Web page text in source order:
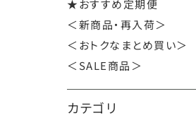
★おすすめ定期便
＜新商品・再入荷＞
＜おトクなまとめ買い＞
＜SALE商品＞
カテゴリ